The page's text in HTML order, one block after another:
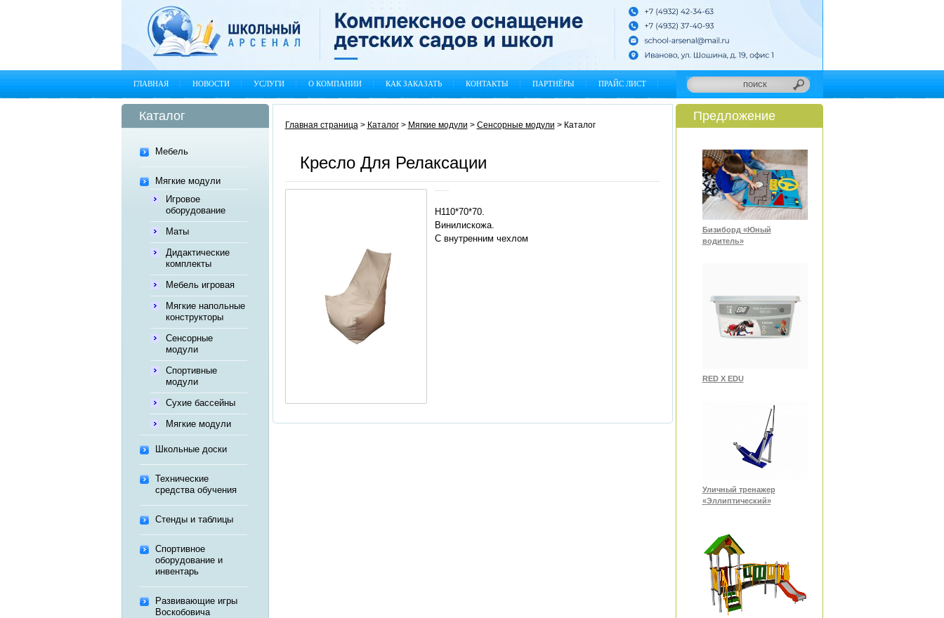
ГЛАВНАЯ НОВОСТИ УСЛУГИ О КОМПАНИИ КАК ЗАКАЗАТЬ КОНТАКТЫ ПАРТНЁРЫ ПРАЙС ЛИСТ
Каталог
Мебель
Мягкие модули
Игровое
оборудование
Маты
Дидактические
комплекты
Мебель игровая
Мягкие напольные
конструкторы
Сенсорные
модули
Спортивные
модули
Сухие бассейны
Мягкие модули
Школьные доски
Технические
средства обучения
Стенды и таблицы
Спортивное
оборудование и
инвентарь
Развивающие игры
Воскобовича
Главная страница> Каталог> Мягкие модули > Сенсорные модули > Каталог
Кресло Для Релаксации
Н110*70*70.
Винилискожа.
С внутренним чехлом
Предложение
Бизиборд «Юный
водитель»
RED X EDU
Уличный тренажер
«Эллиптический»